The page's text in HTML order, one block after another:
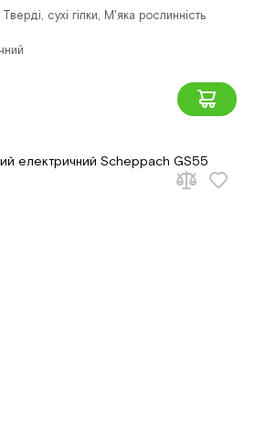
сухі гілки, М'яка рослинність